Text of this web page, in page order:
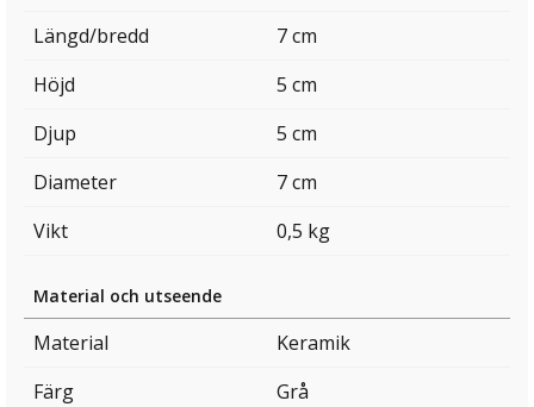
Längd/bredd
7 cm
Höjd
5 cm
Djup
5 cm
Diameter
7 cm
Vikt
0,5 kg
Material och utseende
Material
Keramik
Färg
Grå